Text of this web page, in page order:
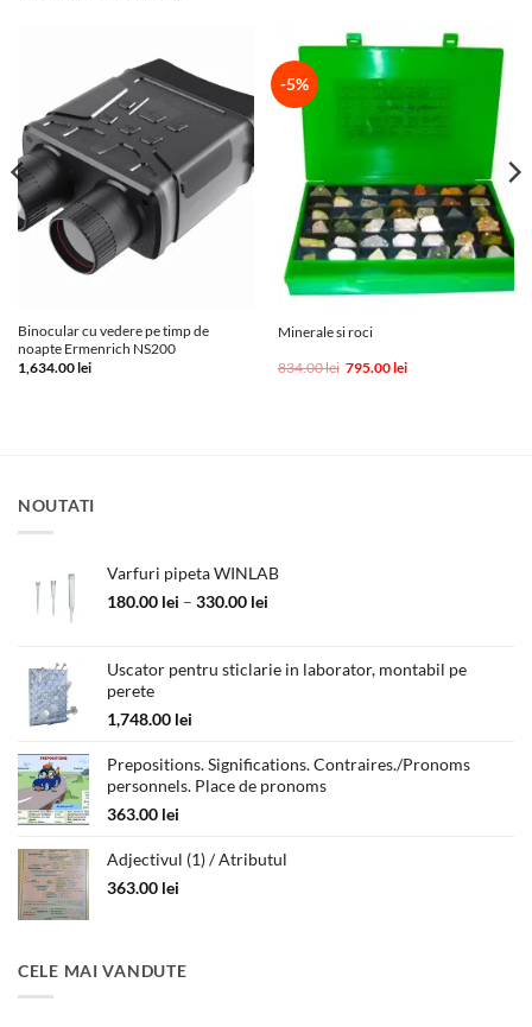
Binocular cu vedere pe timp de
noapte Ermenrich NS200
1,634.00lei
-5%
Minerale si roci
834.00lei Prețul
795.00leiPrețul
NOUTATI
Varfuri pipeta WINLAB
180.00 lei – 330.00 lei
180.00 lei
Uscator pentru sticlarie in laborator, montabil pe
perete
1,748.00 lei
Prepositions. Significations. Contraires./Pronoms
personnels. Place de pronoms
363.00 lei
Adjectivul (1) / Atributul
363.00 lei
CELE MAI VANDUTE